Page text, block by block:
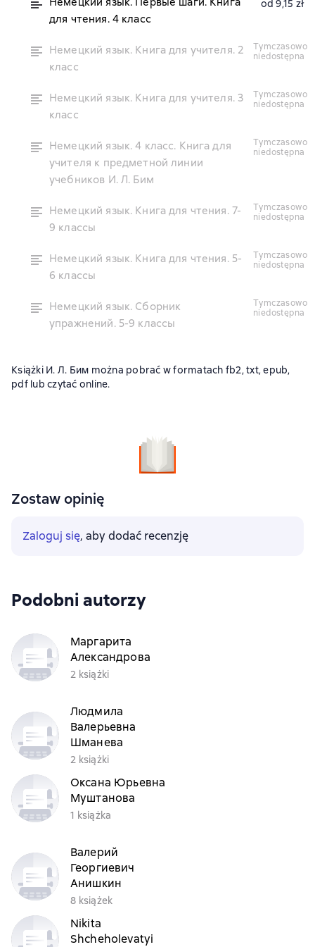
для чтения. 4 класс
od 9,15 zł
Немецкий язык. Книга для учителя. 2
класс
tymczasowo
niedostępna
Немецкий язык. Книга для учителя. 3
класс
tymczasowo
niedostępna
Немецкий язык. 4 класс. Книга для
учителя к предметной линии
учебников И. Л. Бим
tymczasowo
niedostępna
Немецкий язык. Книга для чтения. 7-
9 классы
tymczasowo
niedostępna
Немецкий язык. Книга для чтения. 5-
6 классы
tymczasowo
niedostępna
Немецкий язык. Сборник
упражнений. 5-9 классы
tymczasowo
niedostępna
Książki И. Л. Бим można pobrać w formatach fb2, txt, epub,
pdf lub czytać online.
Zostaw opinię
Zaloguj się, aby dodać recenzję
Podobni autorzy
Маргарита
Александрова
2 książki
Людмила
Валерьевна
Шманева
2 książki
Оксана Юрьевна
Муштанова
1 książka
Валерий
Георгиевич
Анишкин
8 książek
Nikita
Shcheholevatyi